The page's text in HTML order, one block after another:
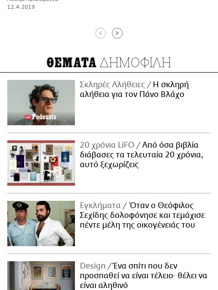
12.4.2019
< >
ΘΕΜΑΤΑ ΔΗΜΟΦΙΛΗ
Σκληρές Αλήθειες
H σκληρή
αλήθεια για τον Πάνο Βλάχο
20 χρόνια LiFO
Από όσα βιβλία
διάβασες τα τελευταία 20 χρόνια,
αυτό ξεχωρίζεις
Εγκλήματα
Όταν ο Θεόφιλος
Σεχίδης δολοφόνησε και τεμάχισε
πέντε μέλη της οικογένειάς του
Design
Ένα σπίτι που δεν
προσπαθεί να είναι τέλειο· θέλει να
είναι αληθινό